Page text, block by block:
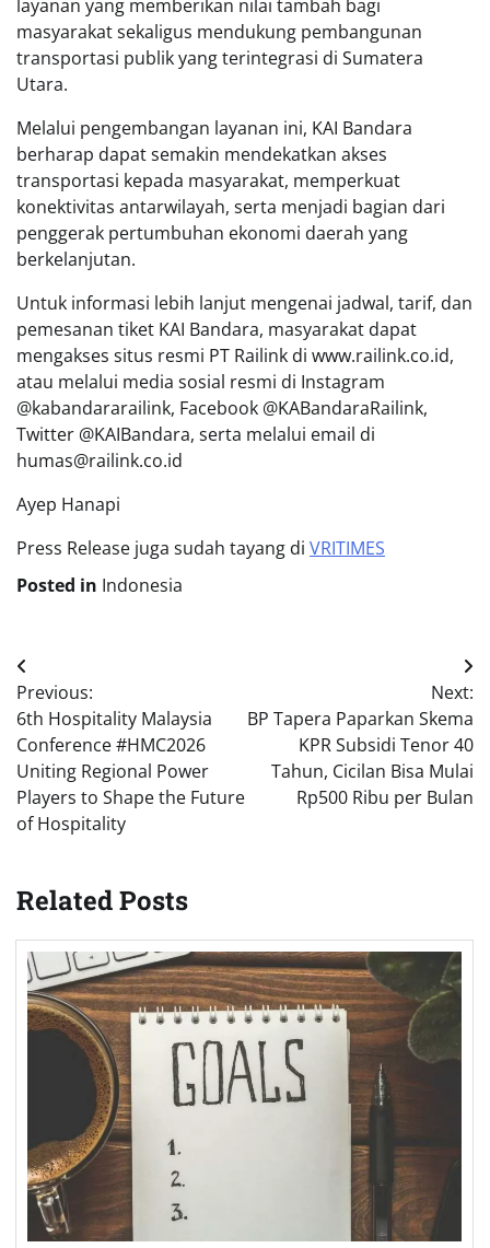
layanan yang memberikan nilai tambah bagi
masyarakat sekaligus mendukung pembangunan
transportasi publik yang terintegrasi di Sumatera
Utara.
Melalui pengembangan layanan ini, KAI Bandara
berharap dapat semakin mendekatkan akses
transportasi kepada masyarakat, memperkuat
konektivitas antarwilayah, serta menjadi bagian dari
penggerak pertumbuhan ekonomi daerah yang
berkelanjutan.
Untuk informasi lebih lanjut mengenai jadwal, tarif, dan
pemesanan tiket KAI Bandara, masyarakat dapat
mengakses situs resmi PT Railink di www.railink.co.id,
atau melalui media sosial resmi di Instagram
@kabandararailink, Facebook @KABandaraRailink,
Twitter @KAIBandara, serta melalui email di
humas@railink.co.id
Ayep Hanapi
Press Release juga sudah tayang di VRITIMES
Posted in Indonesia
Post
navigation
Previous:
6th Hospitality Malaysia
Conference #HMC2026
Uniting Regional Power
Players to Shape the Future
of Hospitality
Next:
BP Tapera Paparkan Skema
KPR Subsidi Tenor 40
Tahun, Cicilan Bisa Mulai
Rp500 Ribu per Bulan
Related Posts